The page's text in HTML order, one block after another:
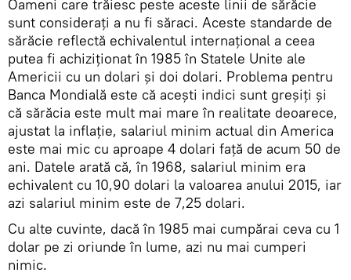
Oameni care trăiesc peste aceste linii de sărăcie
sunt consideraţi a nu fi săraci. Aceste standarde de
sărăcie reflectă echivalentul internațional a ceea
putea fi achiziționat în 1985 în Statele Unite ale
Americii cu un dolari şi doi dolari. Problema pentru
Banca Mondială este că aceşti indici sunt greşiţi şi
că sărăcia este mult mai mare în realitate deoarece,
ajustat la inflație, salariul minim actual din America
este mai mic cu aproape 4 dolari faţă de acum 50 de
ani. Datele arată că, în 1968, salariul minim era
echivalent cu 10,90 dolari la valoarea anului 2015, iar
azi salariul minim este de 7,25 dolari.
Cu alte cuvinte, dacă în 1985 mai cumpărai ceva cu 1
dolar pe zi oriunde în lume, azi nu mai cumperi
nimic.